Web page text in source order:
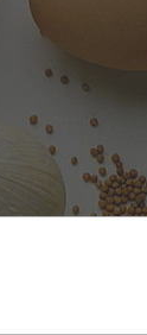
Oriental
do Mar